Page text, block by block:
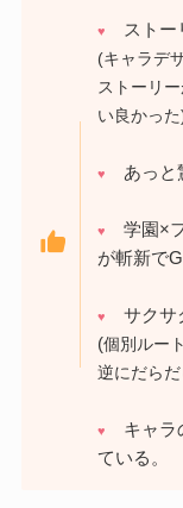
♥ ストー
(キャラデ
ストーリ
い良かった
♥ あっと
♥
学園×
が斬新で
♥
サクサ
(個別ルー
逆にだら
♥
キャラ
ている。